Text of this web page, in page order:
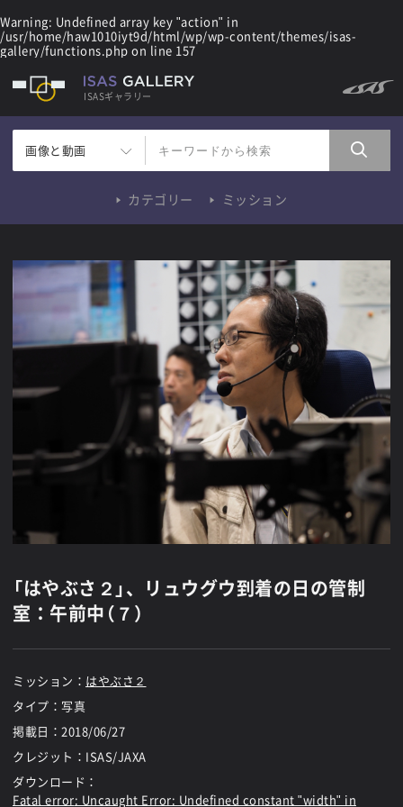
Warning: Undefined array key "action" in
/usr/home/haw1010iyt9d/html/wp/wp-content/themes/isas-
gallery/functions.php on line 157
ISASギャラリー
画像と動画
カテゴリー ミッション
「はやぶさ２」、リュウグウ到着の日の管制
室：午前中（７）
ミッション： はやぶさ２
タイプ：写真
掲載日： 2018/06/27
クレジット：ISAS/JAXA
ダウンロード：
Fatal error: Uncaught Error: Undefined constant "width" in